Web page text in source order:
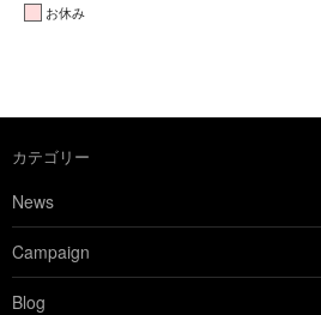
お休み
カテゴリー
News
Campaign
Blog